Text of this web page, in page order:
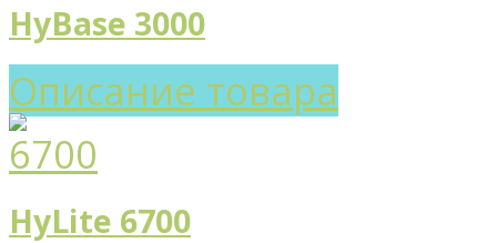
HyBase 3000
Описание товара
HyLite 6700